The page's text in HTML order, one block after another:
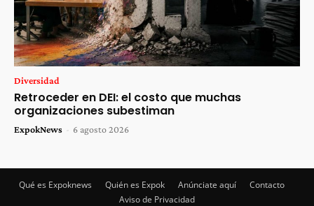
Diversidad
Retroceder en DEI: el costo que muchas
organizaciones subestiman
ExpokNews - 6 agosto 2026
Qué es Expoknews Quién es Expok Anúnciate aquí
Contacto
Aviso de Privacidad